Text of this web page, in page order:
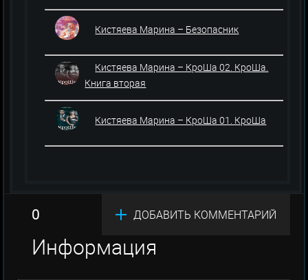
Кистяева Марина – Безопасник
Кистяева Марина – КроШа 02. КроШа.
Книга вторая
Кистяева Марина – КроШа 01. КроШа
0 ДОБАВИТЬ КОММЕНТАРИЙ
Информация